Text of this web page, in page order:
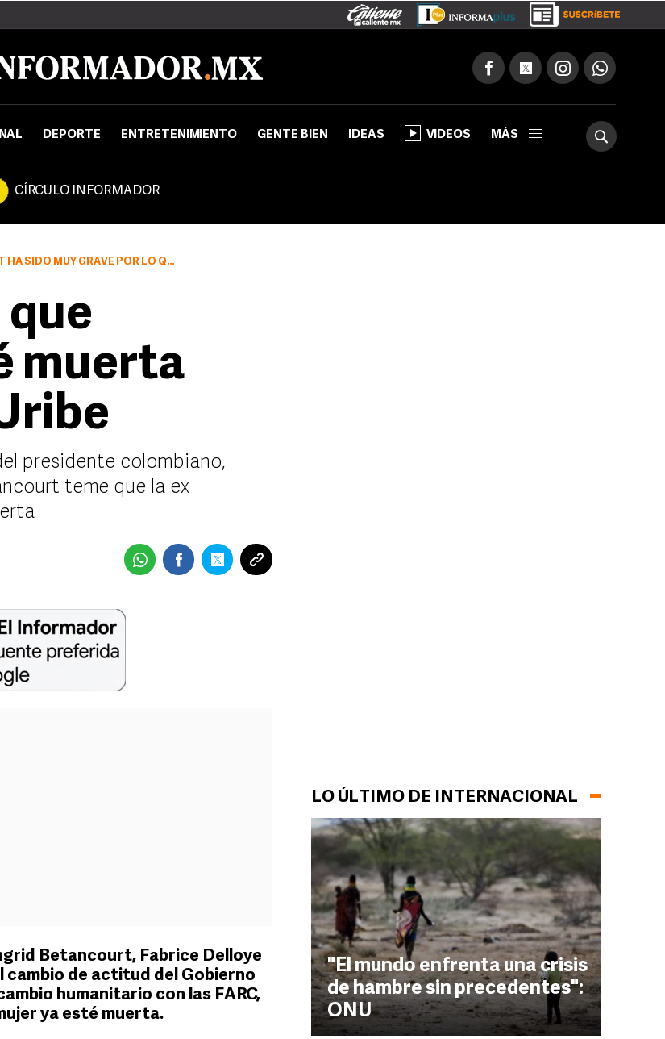
DEPORTE ENTRETENIMIENTO GENTE BIEN IDEAS VIDEOS MÁS
CÍRCULO INFORMADOR
LO ÚLTIMO DE INTERNACIONAL
"El mundo enfrenta una crisis
de hambre sin precedentes":
ONU
QUE SE ESPECULA SU POSIBLE FALLECIMIENTO
que
muerta
presidente colombiano,
teme que la ex
Betancourt, Fabrice Delloye
cambio de actitud del Gobierno
humanitario con las FARC,
ya esté muerta.